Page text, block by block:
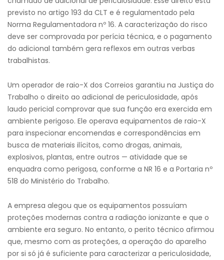
previsto no artigo 193 da CLT e é regulamentado pela
Norma Regulamentadora nº 16. A caracterização do risco
deve ser comprovada por perícia técnica, e o pagamento
do adicional também gera reflexos em outras verbas
trabalhistas.
Um operador de raio-X dos Correios garantiu na Justiça do
Trabalho o direito ao adicional de periculosidade, após
laudo pericial comprovar que sua função era exercida em
ambiente perigoso. Ele operava equipamentos de raio-X
para inspecionar encomendas e correspondências em
busca de materiais ilícitos, como drogas, animais,
explosivos, plantas, entre outros — atividade que se
enquadra como perigosa, conforme a NR 16 e a Portaria nº
518 do Ministério do Trabalho.
A empresa alegou que os equipamentos possuíam
proteções modernas contra a radiação ionizante e que o
ambiente era seguro. No entanto, o perito técnico afirmou
que, mesmo com as proteções, a operação do aparelho
por si só já é suficiente para caracterizar a periculosidade,